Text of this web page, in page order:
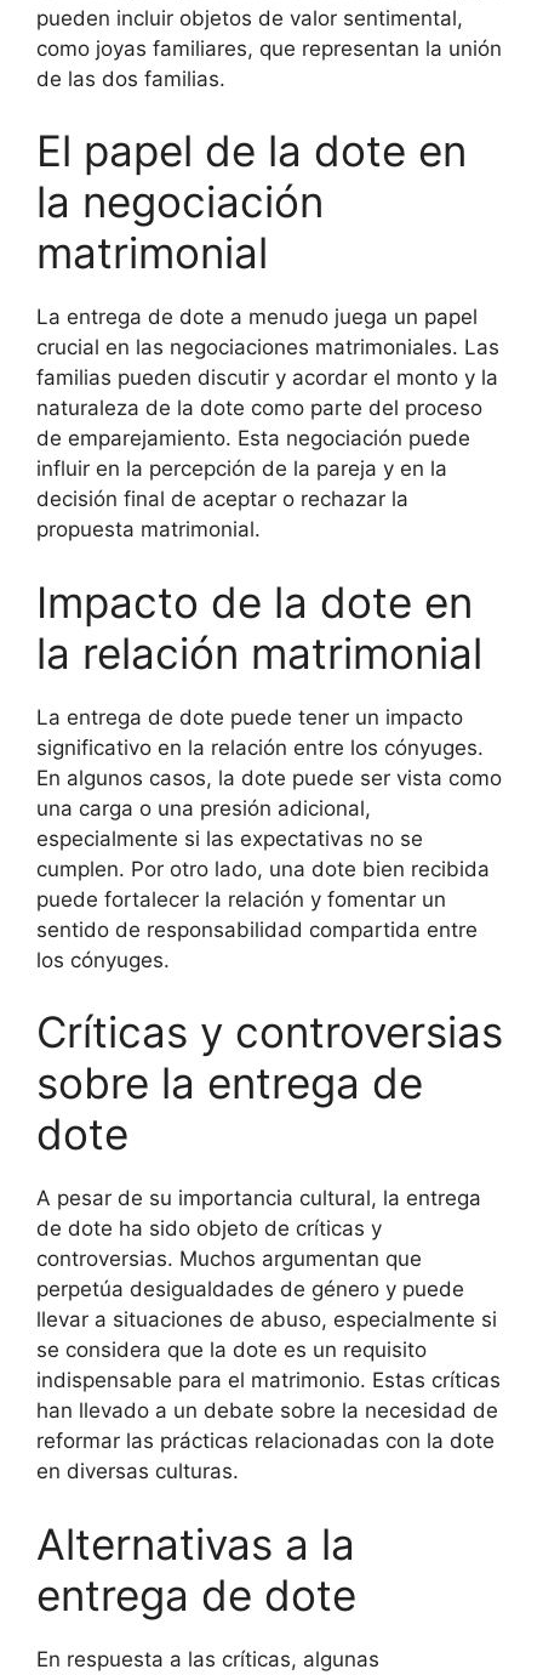
pueden incluir objetos de valor sentimental,
como joyas familiares, que representan la unión
de las dos familias.
El papel de la dote en
la negociación
matrimonial
La entrega de dote a menudo juega un papel
crucial en las negociaciones matrimoniales. Las
familias pueden discutir y acordar el monto y la
naturaleza de la dote como parte del proceso
de emparejamiento. Esta negociación puede
influir en la percepción de la pareja y en la
decisión final de aceptar o rechazar la
propuesta matrimonial.
Impacto de la dote en
la relación matrimonial
La entrega de dote puede tener un impacto
significativo en la relación entre los cónyuges.
En algunos casos, la dote puede ser vista como
una carga o una presión adicional,
especialmente si las expectativas no se
cumplen. Por otro lado, una dote bien recibida
puede fortalecer la relación y fomentar un
sentido de responsabilidad compartida entre
los cónyuges.
Críticas y controversias
sobre la entrega de
dote
A pesar de su importancia cultural, la entrega
de dote ha sido objeto de críticas y
controversias. Muchos argumentan que
perpetúa desigualdades de género y puede
llevar a situaciones de abuso, especialmente si
se considera que la dote es un requisito
indispensable para el matrimonio. Estas críticas
han llevado a un debate sobre la necesidad de
reformar las prácticas relacionadas con la dote
en diversas culturas.
Alternativas a la
entrega de dote
En respuesta a las críticas, algunas